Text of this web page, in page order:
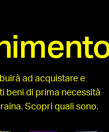
ad acquistare e
beni di prima necessità
Scopri quali sono.